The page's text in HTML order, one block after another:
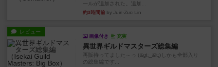
ールが追加された。追加...
約3時間前 by Juin-Zuo Lin
レビュー
画像付き 充実
異世界ギルドマスターズ総集編
再販待ってました～っ (&gt;_&lt;)しかも全部入り
の総集編です...